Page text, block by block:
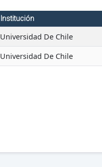
Institución
Universidad De Chile
Universidad De Chile